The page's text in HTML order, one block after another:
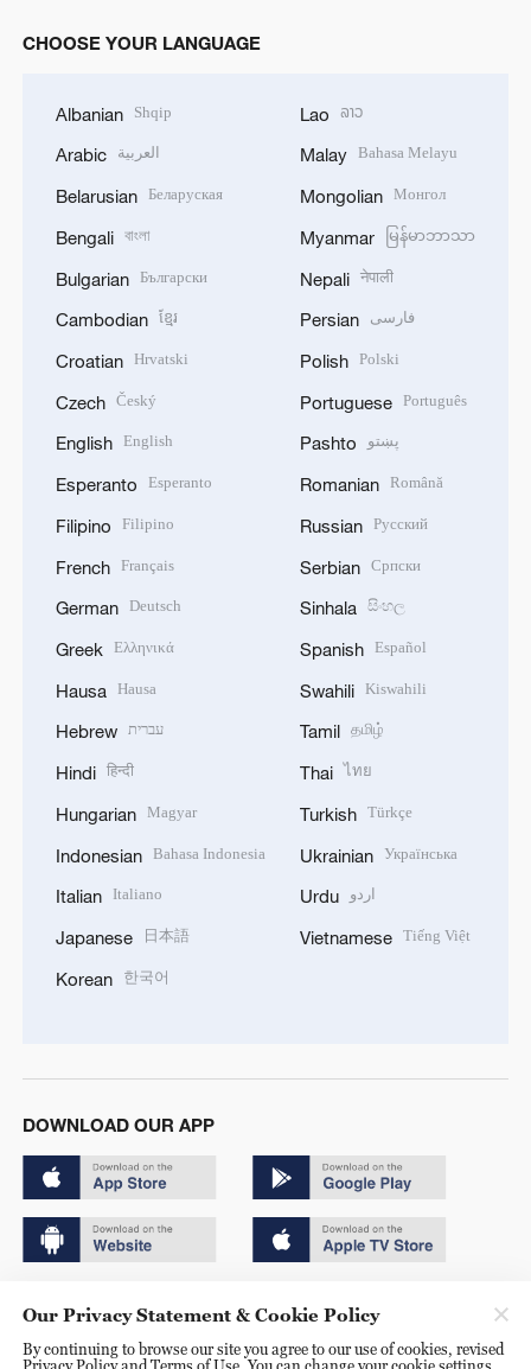
CHOOSE YOUR LANGUAGE
Albanian Shqip
Arabic العربية
Belarusian Беларуская
Bengali বাংলা
Bulgarian Български
Cambodian ខ្មែរ
Croatian Hrvatski
Czech Český
English English
Esperanto Esperanto
Filipino Filipino
French Français
German Deutsch
Greek Ελληνικά
Hausa Hausa
Hebrew עברית
Hindi हिन्दी
Hungarian Magyar
Indonesian Bahasa Indonesia
Italian Italiano
Japanese 日本語
Korean 한국어
Lao ລາວ
Malay Bahasa Melayu
Mongolian Монгол
Myanmar မြန်မာဘာသာ
Nepali नेपाली
Persian فارسی
Polish Polski
Portuguese Português
Pashto پښتو
Romanian Română
Russian Русский
Serbian Српски
Sinhala සිංහල
Spanish Español
Swahili Kiswahili
Tamil தமிழ்
Thai ไทย
Turkish Türkçe
Ukrainian Українська
Urdu اردو
Vietnamese Tiếng Việt
DOWNLOAD OUR APP
京ICP备20000184号
Our Privacy Statement & Cookie Policy
By continuing to browse our site you agree to our use of cookies, revised
Privacy Policy and Terms of Use. You can change your cookie settings